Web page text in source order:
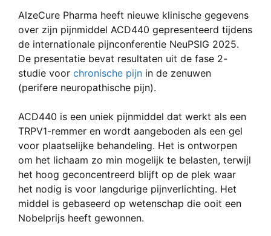
AlzeCure Pharma heeft nieuwe klinische gegevens
over zijn pijnmiddel ACD440 gepresenteerd tijdens
de internationale pijnconferentie NeuPSIG 2025.
De presentatie bevat resultaten uit de fase 2-
studie voor chronische pijn in de zenuwen
(perifere neuropathische pijn).
ACD440 is een uniek pijnmiddel dat werkt als een
TRPV1-remmer en wordt aangeboden als een gel
voor plaatselijke behandeling. Het is ontworpen
om het lichaam zo min mogelijk te belasten, terwijl
het hoog geconcentreerd blijft op de plek waar
het nodig is voor langdurige pijnverlichting. Het
middel is gebaseerd op wetenschap die ooit een
Nobelprijs heeft gewonnen.